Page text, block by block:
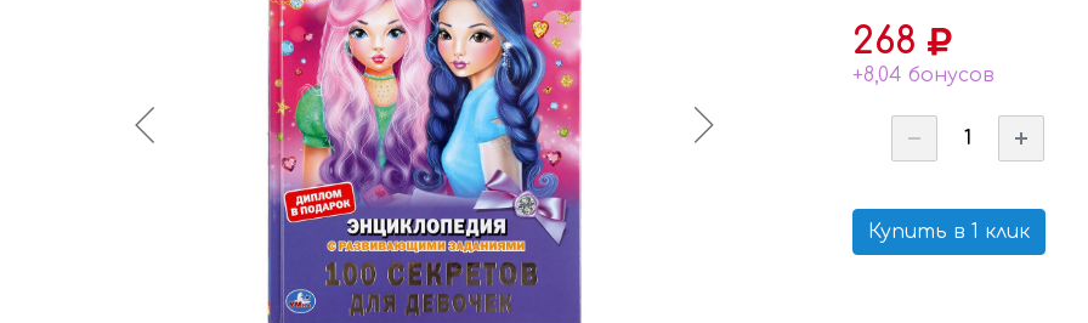
268
+8,04 бонусов
Купить в 1 клик